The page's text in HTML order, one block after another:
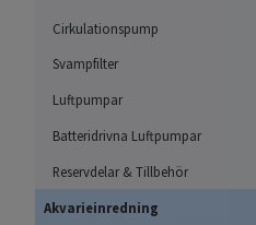
Cirkulationspump
Svampfilter
Luftpumpar
Batteridrivna Luftpumpar
Reservdelar & Tillbehör
Akvarieinredning